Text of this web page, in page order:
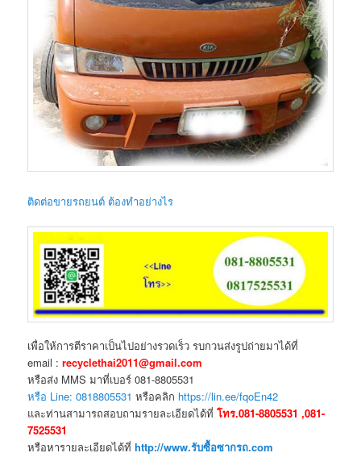
ติดต่อขายรถยนต์ ต้องทำอย่างไร
เพื่อให้การตีราคาเป็นไปอย่างรวดเร็ว รบกวนส่งรูปถ่ายมาได้ที่
email : recyclethai2011@gmail.com
หรือส่ง MMS มาที่เบอร์ 081-8805531
หรือ Line: 0818805531 หรือคลิก https://lin.ee/fqoEn42
และท่านสามารถสอบถามรายละเอียดได้ที่โทร.081-8805531 ,081-
7525531
หรือหารายละเอียดได้ที่ http://www.รับซื้อซากรถ.com